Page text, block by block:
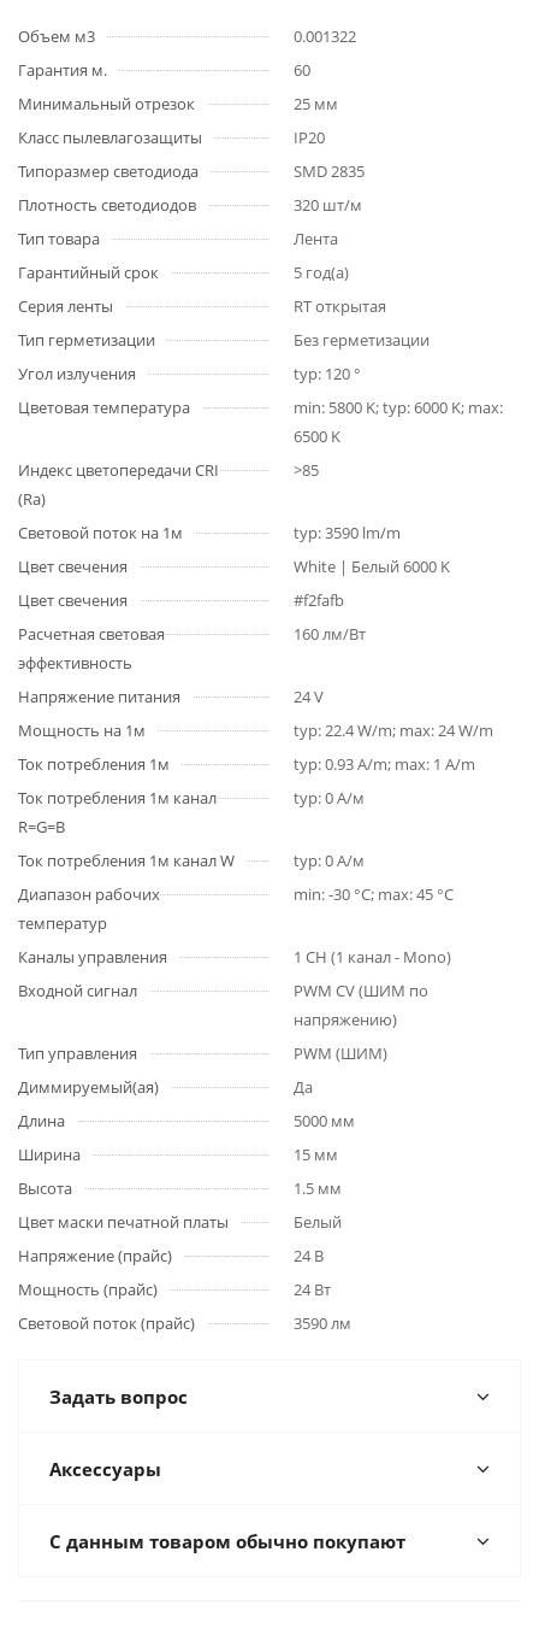
Объем м3
0.001322
Гарантия м.
60
Минимальный отрезок
25 мм
Класс пылевлагозащиты
IP20
Типоразмер светодиода
SMD 2835
Плотность светодиодов
320 шт/м
Тип товара
Лента
Гарантийный срок
5 год(а)
Серия ленты
RT открытая
Тип герметизации
Без герметизации
Угол излучения
typ: 120 °
Цветовая температура
min: 5800 K; typ: 6000 K; max:
6500 K
Индекс цветопередачи CRI
(Ra)
>85
Световой поток на 1м
typ: 3590 lm/m
Цвет свечения
White | Белый 6000 K
Цвет свечения
#f2fafb
Расчетная световая
эффективность
160 лм/Вт
Напряжение питания
24 V
Мощность на 1м
typ: 22.4 W/m; max: 24 W/m
Ток потребления 1м
typ: 0.93 A/m; max: 1 A/m
Ток потребления 1м канал
R=G=B
typ: 0 А/м
Ток потребления 1м канал W
typ: 0 А/м
Диапазон рабочих
температур
min: -30 °C; max: 45 °C
Каналы управления
1 CH (1 канал - Mono)
Входной сигнал
PWM СV (ШИМ по
напряжению)
Тип управления
PWM (ШИМ)
Диммируемый(ая)
Да
Длина
5000 мм
Ширина
15 мм
Высота
1.5 мм
Цвет маски печатной платы
Белый
Напряжение (прайс)
24 В
Мощность (прайс)
24 Вт
Световой поток (прайс)
3590 лм
Задать вопрос
Аксессуары
С данным товаром обычно покупают